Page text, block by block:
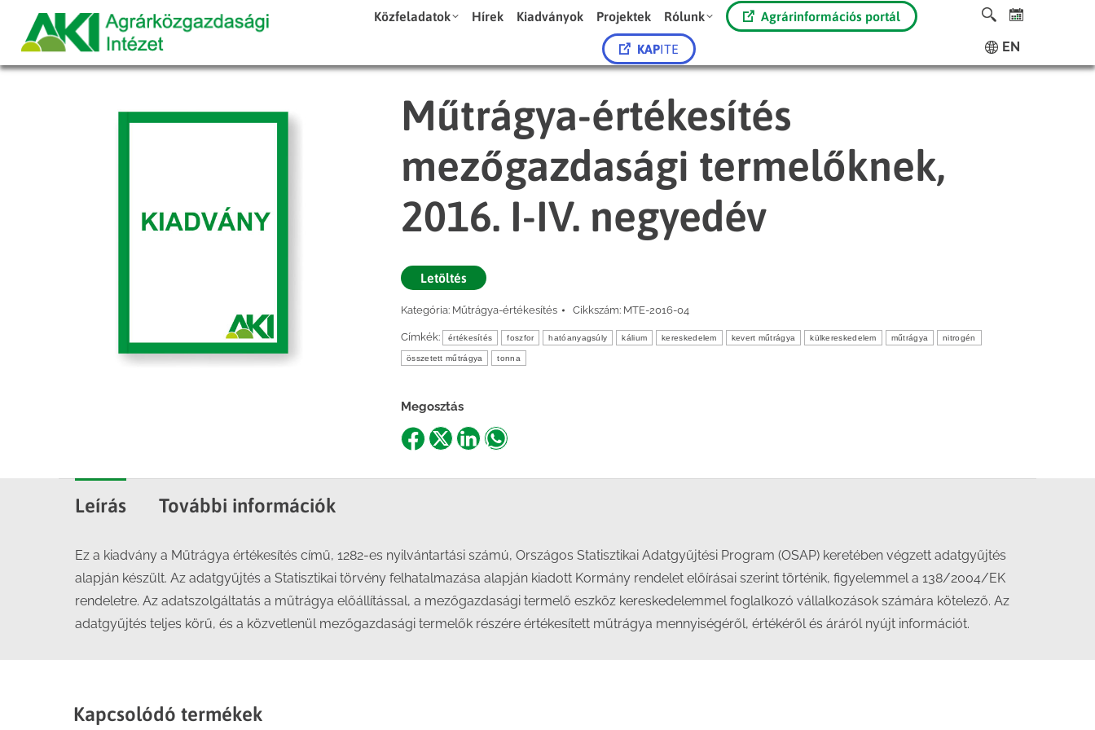
Közfeladatok Hírek Kiadványok Projektek Rólunk Agrárinformációs portál
KAPITE EN
Műtrágya-értékesítés
mezőgazdasági termelőknek,
2016. I-IV. negyedév
Letöltés
Kategória: Műtrágya-értékesítés Cikkszám: MTE-2016-04
Címkék: értékesítés foszfor hatóanyagsúly kálium kereskedelem kevert műtrágya külkereskedelem műtrágya nitrogén
összetett műtrágya tonna
Megosztás
ShareShareShareShare
Leírás További információk
Ez a kiadvány a Műtrágya értékesítés című, 1282-es nyilvántartási számú, Országos Statisztikai Adatgyűjtési Program (OSAP) keretében végzett adatgyűjtés
alapján készült. Az adatgyűjtés a Statisztikai törvény felhatalmazása alapján kiadott Kormány rendelet előírásai szerint történik, figyelemmel a 138/2004/EK
rendeletre. Az adatszolgáltatás a műtrágya előállítással, a mezőgazdasági termelő eszköz kereskedelemmel foglalkozó vállalkozások számára kötelező. Az
adatgyűjtés teljes körű, és a közvetlenül mezőgazdasági termelők részére értékesített műtrágya mennyiségéről, értékéről és áráról nyújt információt.
Kapcsolódó termékek